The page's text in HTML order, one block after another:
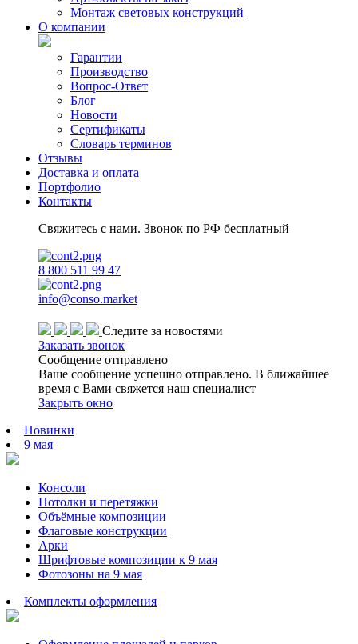
Монтаж световых конструкций
О компании
Гарантии
Производство
Вопрос-Ответ
Блог
Новости
Сертификаты
Словарь терминов
Отзывы
Доставка и оплата
Портфолио
Контакты
Свяжитесь с нами. Звонок по РФ бесплатный
8 800 511 99 47
info@conso.market
Следите за новостями
Заказать звонок
Сообщение отправлено
Ваше сообщение успешно отправлено. В ближайшее
время с Вами свяжется наш специалист
Закрыть окно
Новинки
9 мая
Консоли
Потолки и перетяжки
Объёмные композиции
Флаговые конструкции
Арки
Шрифтовые композиции к 9 мая
Фотозоны на 9 мая
Комплекты оформления